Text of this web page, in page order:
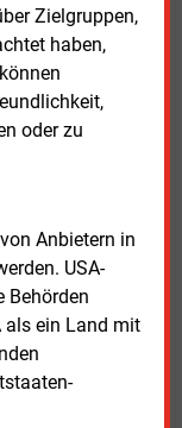
Zielgruppen,
haben,
oder zu
Anbietern in
USA-
Behörden
als ein Land mit
daran erinnert?
um
mit
keine
sind, wie
den
mit
an die